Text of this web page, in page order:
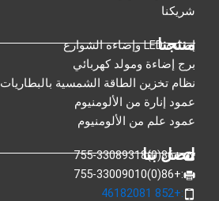
شريكنا
منتجنا
إضاءة LED وإضاءة الشوارع
برج إضاءة ومولد كهربائي
نظام تخزين الطاقة الشمسية بالبطاريات
عمود إنارة من الألومنيوم
عمود علم من الألومنيوم
اتصل بنا
:+86(0)755-33089318
:+86(0)755-33009010
:+852 46182081